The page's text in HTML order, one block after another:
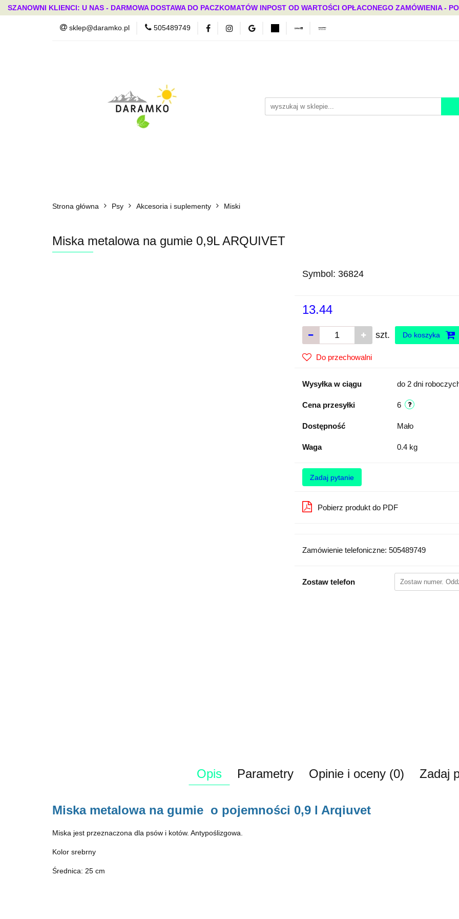
SZANOWNI KLIENCI: U NAS - DARMOWA DOSTAWA DO PACZKOMATÓW INPOST OD WARTOŚCI OPŁACONEGO ZAMÓWIENIA -
sklep@daramko.pl 505489749Nowości Bestsellery Mega okazje
Strona główna Psy Akcesoria i suplementy Miski
Miska metalowa na gumie 0,9L ARQUIVET
Symbol: 36824
13.44
szt. Do koszyka
Do przechowalni
Wysyłka w ciągu do 2 dni
Cena przesyłki 6
Dostępność Mało
Waga 0.4 kg
Zadaj pytanie
Pobierz produkt do PDF
Zamówienie telefoniczne: 505489749
Zostaw telefon
Opis Parametry Opinie i oceny (0) Zadaj
Miska metalowa na gumie o pojemności 0,9 l Arqiuvet
Miska jest przeznaczona dla psów i kotów. Antypoślizgowa.
Kolor srebrny
Średnica: 25 cm